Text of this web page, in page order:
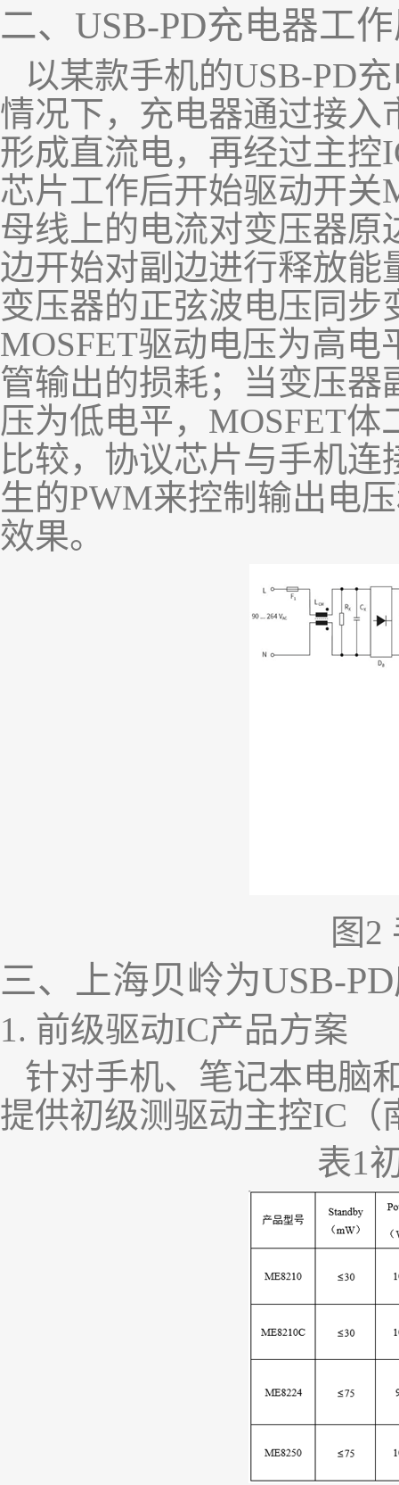
二、 USB-PD充电器工
以某款手机的USB-PD
情况下，充电器通过接入
形成直流电，再经过主控
芯片工作后开始驱动开关
母线上的电流对变压器
边开始对副边进行释放能
变压器的正弦波电压同步
MOSFET驱动电压为高电
管输出的损耗；
当变压器
压为低电平， MOSFET体
比较，协议芯片与手机
生的PWM来控制输出电
效果。
图2
三、 上海贝岭为USB-PD
1. 前级驱动IC产品方案
针对手机、笔记本电脑
提供初级测驱动主控IC
表1